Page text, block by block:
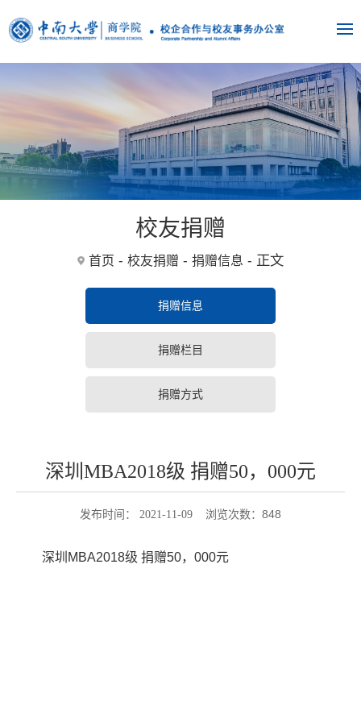
校友捐赠
首页 - 校友捐赠 - 捐赠信息 - 正文
捐赠信息
捐赠栏目
捐赠方式
深圳MBA2018级 捐赠50，000元
发布时间： 2021-11-09 浏览次数： 848
深圳MBA2018级 捐赠50，000元